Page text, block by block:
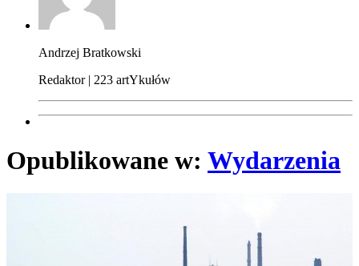
Andrzej Bratkowski
Redaktor | 223 artYkułów
Opublikowane w: Wydarzenia